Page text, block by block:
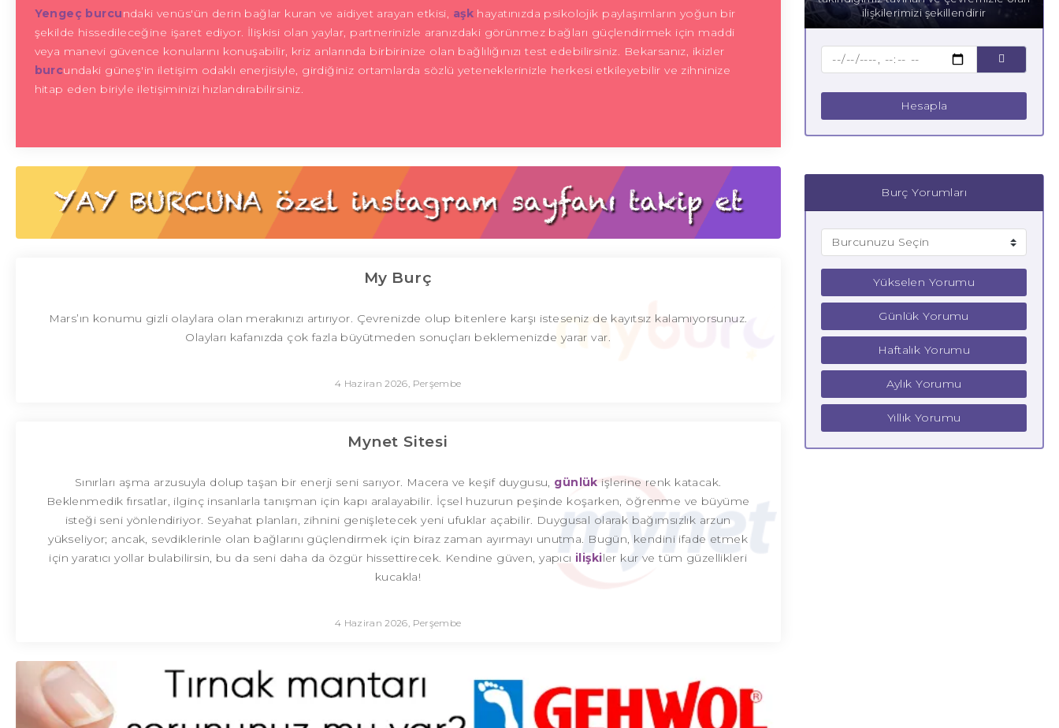
Yengeç burcundaki venüs'ün derin bağlar kuran ve aidiyet arayan etkisi, aşk hayatınızda psikolojik paylaşımların yoğun bir
şekilde hissedileceğine işaret ediyor. İlişkisi olan yaylar, partnerinizle aranızdaki görünmez bağları güçlendirmek için maddi
veya manevi güvence konularını konuşabilir, kriz anlarında birbirinize olan bağlılığınızı test edebilirsiniz. Bekarsanız, ikizler
burcundaki güneş'in iletişim odaklı enerjisiyle, girdiğiniz ortamlarda sözlü yeteneklerinizle herkesi etkileyebilir ve zihninize
hitap eden biriyle iletişiminizi hızlandırabilirsiniz.
My Burç
Mars’ın konumu gizli olaylara olan merakınızı artırıyor. Çevrenizde olup bitenlere karşı isteseniz de kayıtsız kalamıyorsunuz.
Olayları kafanızda çok fazla büyütmeden sonuçları beklemenizde yarar var.
4 Haziran 2026, Perşembe
Mynet Sitesi
Sınırları aşma arzusuyla dolup taşan bir enerji seni sarıyor. Macera ve keşif duygusu, günlük işlerine renk katacak.
Beklenmedik fırsatlar, ilginç insanlarla tanışman için kapı aralayabilir. İçsel huzurun peşinde koşarken, öğrenme ve büyüme
isteği seni yönlendiriyor. Seyahat planları, zihnini genişletecek yeni ufuklar açabilir. Duygusal olarak bağımsızlık arzun
yükseliyor; ancak, sevdiklerinle olan bağlarını güçlendirmek için biraz zaman ayırmayı unutma. Bugün, kendini ifade etmek
için yaratıcı yollar bulabilirsin, bu da seni daha da özgür hissettirecek. Kendine güven, yapıcı ilişkiler kur ve tüm güzellikleri
kucakla!
4 Haziran 2026, Perşembe
ilişkilerimizi şekillendirir
Hesapla
Burç Yorumları
Yükselen Yorumu
Günlük Yorumu
Haftalık Yorumu
Aylık Yorumu
Yıllık Yorumu